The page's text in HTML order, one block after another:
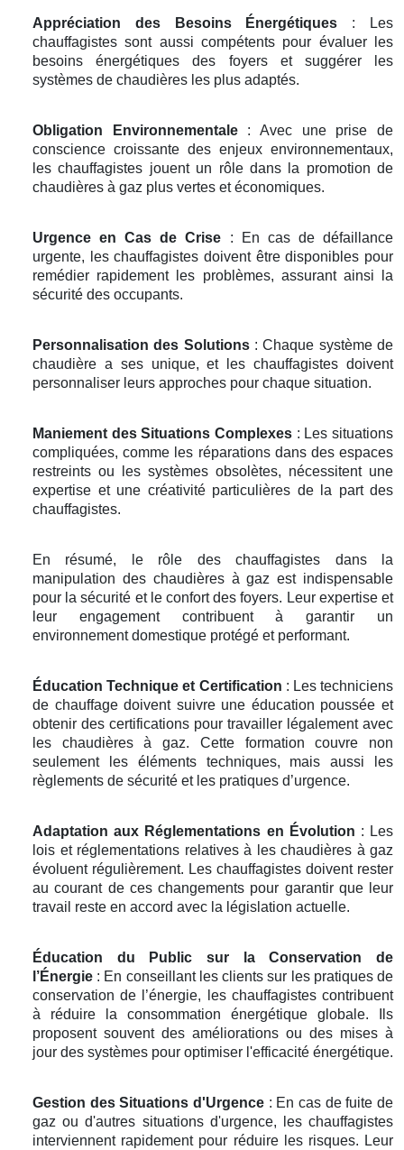
Appréciation des Besoins Énergétiques : Les
chauffagistes sont aussi compétents pour évaluer les
besoins énergétiques des foyers et suggérer les
systèmes de chaudières les plus adaptés.
Obligation Environnementale: Avec une prise de
conscience croissante des enjeux environnementaux,
les chauffagistes jouent un rôle dans la promotion de
chaudières à gaz plus vertes et économiques.
Urgence en Cas de Crise : En cas de défaillance
urgente, les chauffagistes doivent être disponibles pour
remédier rapidement les problèmes, assurant ainsi la
sécurité des occupants.
Personnalisation des Solutions: Chaque système de
chaudière a ses unique, et les chauffagistes doivent
personnaliser leurs approches pour chaque situation.
Maniement des Situations Complexes : Les situations
compliquées, comme les réparations dans des espaces
restreints ou les systèmes obsolètes, nécessitent une
expertise et une créativité particulières de la part des
chauffagistes.
En résumé, le rôle des chauffagistes dans la
manipulation des chaudières à gaz est indispensable
pour la sécurité et le confort des foyers. Leur expertise et
leur engagement contribuent à garantir un
environnement domestique protégé et performant.
Éducation Technique et Certification : Les techniciens
de chauffage doivent suivre une éducation poussée et
obtenir des certifications pour travailler légalement avec
les chaudières à gaz. Cette formation couvre non
seulement les éléments techniques, mais aussi les
règlements de sécurité et les pratiques d’urgence.
Adaptation aux Réglementations en Évolution : Les
lois et réglementations relatives à les chaudières à gaz
évoluent régulièrement. Les chauffagistes doivent rester
au courant de ces changements pour garantir que leur
travail reste en accord avec la législation actuelle.
Éducation du Public sur la Conservation de
l’Énergie : En conseillant les clients sur les pratiques de
conservation de l’énergie, les chauffagistes contribuent
à réduire la consommation énergétique globale. Ils
proposent souvent des améliorations ou des mises à
jour des systèmes pour optimiser l'efficacité énergétique.
Gestion des Situations d'Urgence : En cas de fuite de
gaz ou d'autres situations d'urgence, les chauffagistes
interviennent rapidement pour réduire les risques. Leur